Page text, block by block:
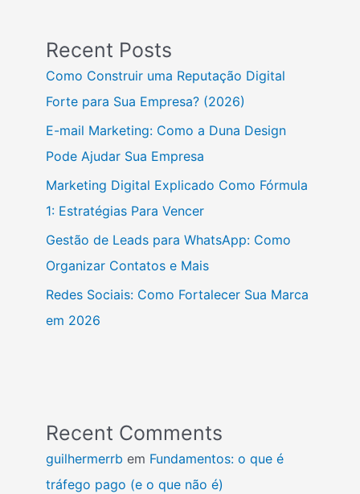
Recent Posts
Como Construir uma Reputação Digital
Forte para Sua Empresa? (2026)
E-mail Marketing: Como a Duna Design
Pode Ajudar Sua Empresa
Marketing Digital Explicado Como Fórmula
1: Estratégias Para Vencer
Gestão de Leads para WhatsApp: Como
Organizar Contatos e Mais
Redes Sociais: Como Fortalecer Sua Marca
em 2026
Recent Comments
guilhermerrb em Fundamentos: o que é
tráfego pago (e o que não é)